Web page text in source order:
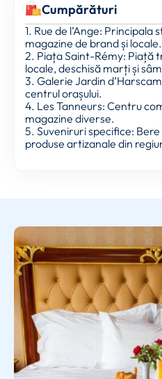
Cumpărături
1. Rue de l’Ange: Principala
magazine de brand și locale.
2. Piața Saint-Rémy: Piață
locale, deschisă marți și
3. Galerie Jardin
centrul orașului.
4. Les Tanneurs: Centru
magazine diverse.
5. Suveniruri specifice:
produse artizanale din